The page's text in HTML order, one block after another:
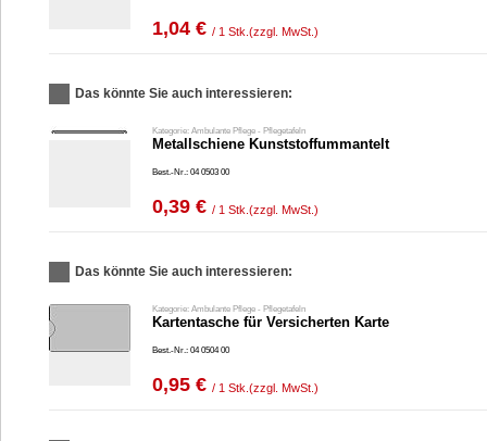
1,04 € / 1 Stk. (zzgl. MwSt.)
Das könnte Sie auch interessieren:
Kategorie: Ambulante Pflege - Pflegetafeln
Metallschiene Kunststoffummantelt
Best.-Nr.: 04 0503 00
0,39 € / 1 Stk. (zzgl. MwSt.)
Das könnte Sie auch interessieren:
Kategorie: Ambulante Pflege - Pflegetafeln
Kartentasche für Versicherten Karte
Best.-Nr.: 04 0504 00
0,95 € / 1 Stk. (zzgl. MwSt.)